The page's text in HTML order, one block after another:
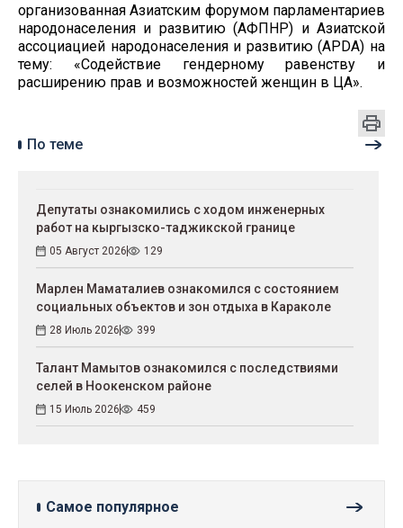
организованная Азиатским форумом парламентариев
народонаселения и развитию (АФПНР) и Азиатской
ассоциацией народонаселения и развитию (APDA) на
тему: «Содействие гендерному равенству и
расширению прав и возможностей женщин в ЦА».
По теме
Депутаты ознакомились с ходом инженерных
работ на кыргызско-таджикской границе
05 Август 2026 129
Марлен Маматалиев ознакомился с состоянием
социальных объектов и зон отдыха в Караколе
28 Июль 2026 399
Талант Мамытов ознакомился с последствиями
селей в Ноокенском районе
15 Июль 2026 459
Самое популярное